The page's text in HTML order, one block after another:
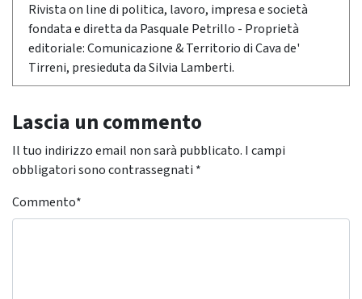
Rivista on line di politica, lavoro, impresa e società
fondata e diretta da Pasquale Petrillo - Proprietà
editoriale: Comunicazione & Territorio di Cava de'
Tirreni, presieduta da Silvia Lamberti.
Lascia un commento
Il tuo indirizzo email non sarà pubblicato. I campi
obbligatori sono contrassegnati *
Commento*